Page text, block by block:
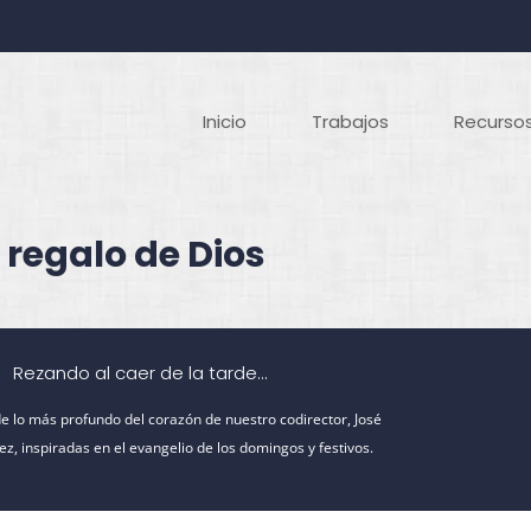
de Dios
Inicio Trabajos
Rezando al caer de la tarde...
lo más profundo del corazón de nuestro codirector, José
inspiradas en el evangelio de los domingos y festivos.